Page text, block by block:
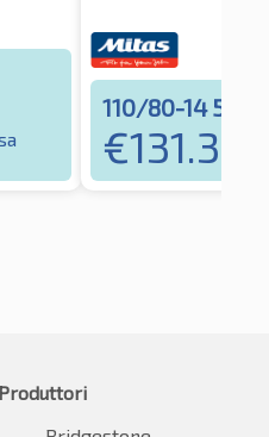
110/80-14 59P
€131.39
Produttori